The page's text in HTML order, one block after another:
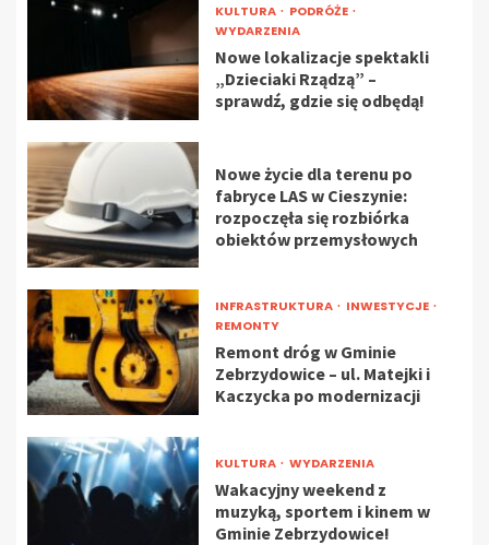
KULTURA
PODRÓŻE
WYDARZENIA
Nowe lokalizacje spektakli
„Dzieciaki Rządzą” –
sprawdź, gdzie się odbędą!
Nowe życie dla terenu po
fabryce LAS w Cieszynie:
rozpoczęła się rozbiórka
obiektów przemysłowych
INFRASTRUKTURA
INWESTYCJE
REMONTY
Remont dróg w Gminie
Zebrzydowice – ul. Matejki i
Kaczycka po modernizacji
KULTURA WYDARZENIA
Wakacyjny weekend z
muzyką, sportem i kinem w
Gminie Zebrzydowice!